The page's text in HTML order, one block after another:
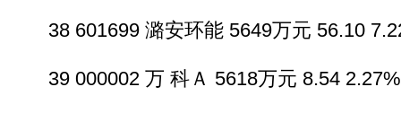
38 601699 潞安环能 5649万元 56.10
39 000002 万 科Ａ 5618万元 8.54 2.27%